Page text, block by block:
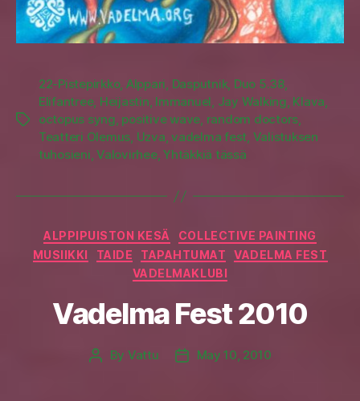
Tags
22-Pistepirkko, Alppari, Dasputnik, Duo 5.38,
Elifantree, Heijastin, Immanuel, Jay Walking, Klava,
octopus syng, positive wave, random doctors,
Teatteri Olemus, Uzva,vadelma fest, Valistuksen
tuhosieni,Valovirhee,Yhtäkkiä tässä
Categories
ALPPIPUISTON KESÄ
COLLECTIVE PAINTING
MUSIIKKI
TAIDE TAPAHTUMAT
VADELMA FEST
VADELMAKLUBI
Vadelma Fest 2010
Post
By Vattu
PostMay 10, 2010